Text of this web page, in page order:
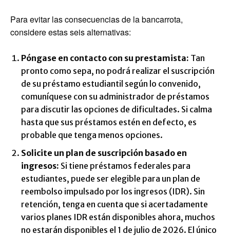
Para evitar las consecuencias de la bancarrota,
considere estas seis alternativas:
Póngase en contacto con su prestamista: Tan
pronto como sepa, no podrá realizar el suscripción
de su préstamo estudiantil según lo convenido,
comuníquese con su administrador de préstamos
para discutir las opciones de dificultades. Si calma
hasta que sus préstamos estén en defecto, es
probable que tenga menos opciones.
Solicite un plan de suscripción basado en
ingresos: Si tiene préstamos federales para
estudiantes, puede ser elegible para un plan de
reembolso impulsado por los ingresos (IDR). Sin
retención, tenga en cuenta que si acertadamente
varios planes IDR están disponibles ahora, muchos
no estarán disponibles el 1 de julio de 2026. El único